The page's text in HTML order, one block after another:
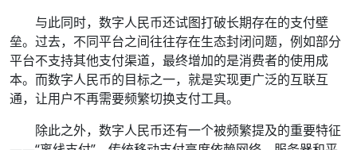
与此同时，数字人民币还试图打破长期存在的支付壁
垒。过去，不同平台之间往往存在生态封闭问题，例如部分
平台不支持其他支付渠道，最终增加的是消费者的使用成
本。而数字人民币的目标之一，就是实现更广泛的互联互
通，让用户不再需要频繁切换支付工具。
除此之外，数字人民币还有一个被频繁提及的重要特征